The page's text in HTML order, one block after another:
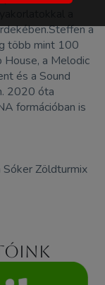
a
több mint 100
a Melodic
és a Sound
2020 óta
formációban is
Sóker Zöldturmix